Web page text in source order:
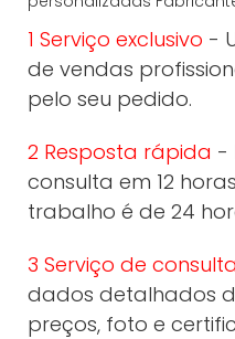
1 Serviço exclusivo -
de vendas
pelo seu pedido.
2 Resposta rápida -
consulta em 12
trabalho é de 24
3 Serviço de consulta
dados detalhados
preços, foto e